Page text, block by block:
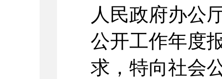
人民政府办公
公开工作年度
求，特向社会